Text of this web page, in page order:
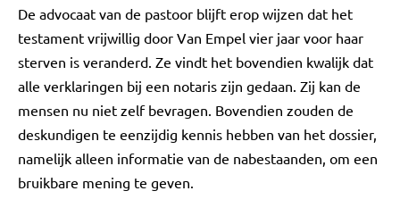
De advocaat van de pastoor blijft erop wijzen dat het
testament vrijwillig door Van Empel vier jaar voor haar
sterven is veranderd. Ze vindt het bovendien kwalijk dat
alle verklaringen bij een notaris zijn gedaan. Zij kan de
mensen nu niet zelf bevragen. Bovendien zouden de
deskundigen te eenzijdig kennis hebben van het dossier,
namelijk alleen informatie van de nabestaanden, om een
bruikbare mening te geven.